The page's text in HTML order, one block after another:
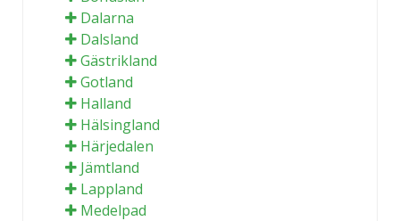
Dalarna
Dalsland
Gästrikland
Gotland
Halland
Hälsingland
Härjedalen
Jämtland
Lappland
Medelpad